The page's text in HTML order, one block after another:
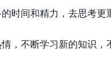
间和精力，去思考更
，不断学习新的知识